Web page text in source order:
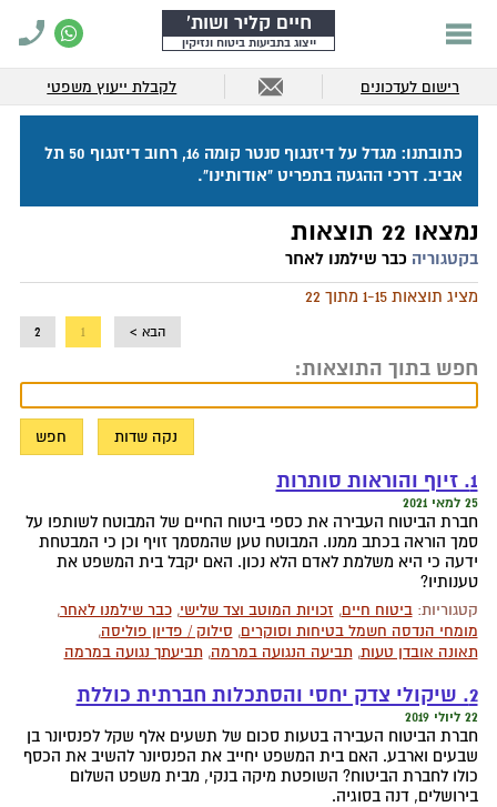
חיים קליר ושות'
ייצוג בתביעות ביטוח ונזיקין
רישום לעדכונים לקבלת ייעוץ משפטי
כתובתנו: מגדל על דיזנגוף סנטר קומה 16, רחוב דיזנגוף 50 תל
אביב. דרכי ההגעה בתפריט "אודותינו".
נמצאו 22 תוצאות
בקטגוריה כבר שילמנו לאחר
מציג תוצאות 1-15 מתוך 22
הבא > 1
2
חפש בתוך התוצאות:
1. זיוף והוראות סותרות
25 למאי 2021
חברת הביטוח העבירה את כספי ביטוח החיים של המבוטח לשותפו על
סמך הוראה בכתב ממנו. המבוטח טען שהמסמך זויף וכן כי המבטחת
ידעה כי היא משלמת לאדם הלא נכון. האם יקבל בית המשפט את
טענותיו?
קטגוריות:ביטוח חיים, זכויות המוטב וצד שלישי,כבר שילמנו לאחר,
מומחי הנדסה חשמל בטיחות וסוקרים, סילוק / פדיון פוליסה,
תאונה אובדן טעות,תביעה הנגועה במרמה,תביעתך נגועה במרמה
2. שיקולי צדק יחסי והסתכלות חברתית כוללת
22 ליולי 2019
חברת הביטוח העבירה בטעות סכום של תשעים אלף שקל לפנסיונר בן
שבעים וארבע. האם בית המשפט יחייב את הפנסיונר להשיב את הכסף
כולו לחברת הביטוח? השופטת מיקה בנקי, מבית משפט השלום
בירושלים, דנה בסוגיה.